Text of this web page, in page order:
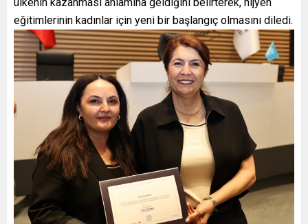
ülkenin kazanması anlamına geldiğini belirterek, hijyen
eğitimlerinin kadınlar için yeni bir başlangıç olmasını diledi.